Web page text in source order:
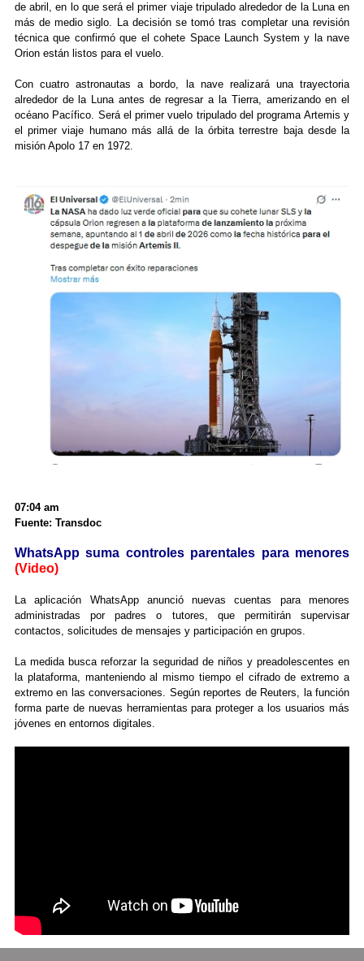
de abril, en lo que será el primer viaje tripulado alrededor de la Luna en
más de medio siglo. La decisión se tomó tras completar una revisión
técnica que confirmó que el cohete Space Launch System y la nave
Orion están listos para el vuelo.
Con cuatro astronautas a bordo, la nave realizará una trayectoria
alrededor de la Luna antes de regresar a la Tierra, amerizando en el
océano Pacífico. Será el primer vuelo tripulado del programa Artemis y
el primer viaje humano más allá de la órbita terrestre baja desde la
misión Apolo 17 en 1972.
07:04 am
Fuente: Transdoc
WhatsApp suma controles parentales para menores
(Video)
La aplicación WhatsApp anunció nuevas cuentas para menores
administradas por padres o tutores, que permitirán supervisar
contactos, solicitudes de mensajes y participación en grupos.
La medida busca reforzar la seguridad de niños y preadolescentes en
la plataforma, manteniendo al mismo tiempo el cifrado de extremo a
extremo en las conversaciones. Según reportes de Reuters, la función
forma parte de nuevas herramientas para proteger a los usuarios más
jóvenes en entornos digitales.